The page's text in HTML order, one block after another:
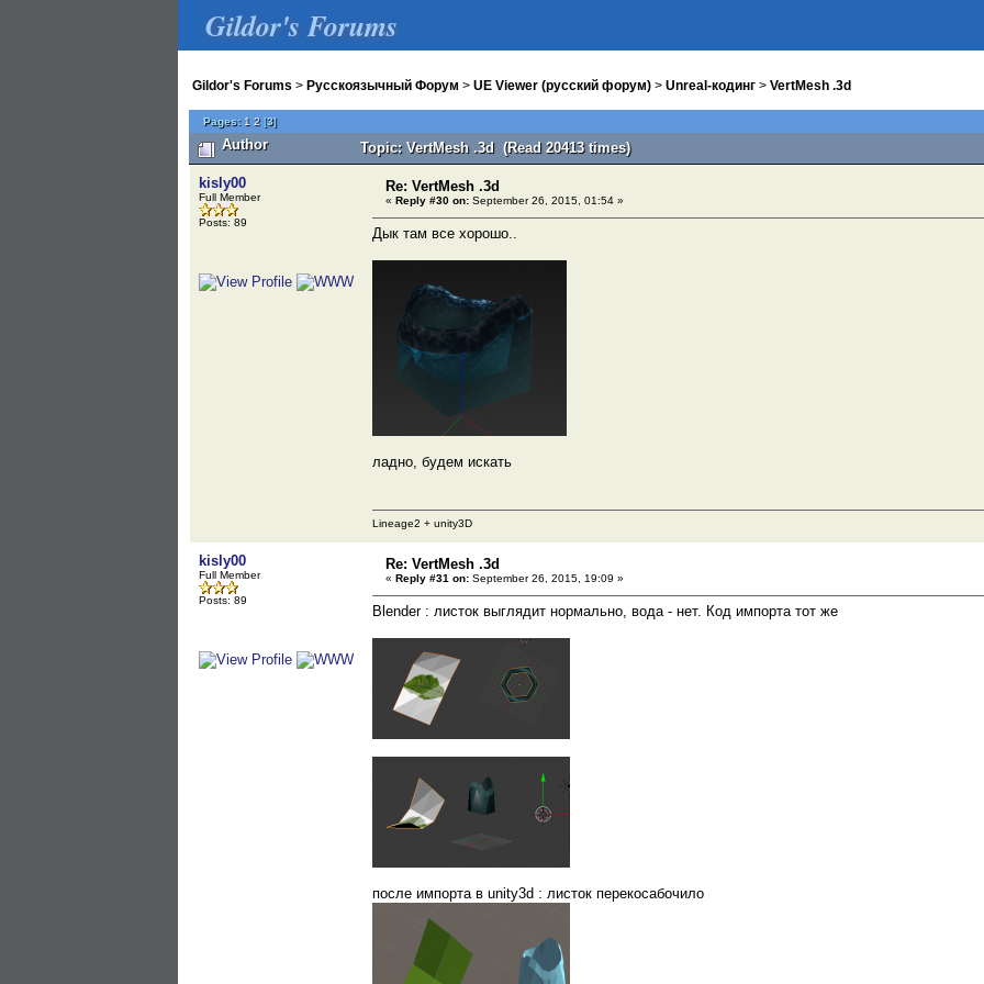
Gildor's Forums
Gildor's Forums > Русскоязычный Форум > UE Viewer (русский форум) > Unreal-кодинг > VertMesh .3d
Pages: 1 2 [3]
Author Topic: VertMesh .3d (Read 20413 times)
kisly00
Full Member
Posts: 89
Re: VertMesh .3d
« Reply #30 on: September 26, 2015, 01:54 »
Дык там все хорошо..
ладно, будем искать
Lineage2 + unity3D
kisly00
Full Member
Posts: 89
Re: VertMesh .3d
« Reply #31 on: September 26, 2015, 19:09 »
Blender : листок выглядит нормально, вода - нет. Код импорта тот же
после импорта в unity3d : листок перекосабочило